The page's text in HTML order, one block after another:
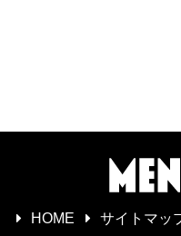
HOME サイトマッ